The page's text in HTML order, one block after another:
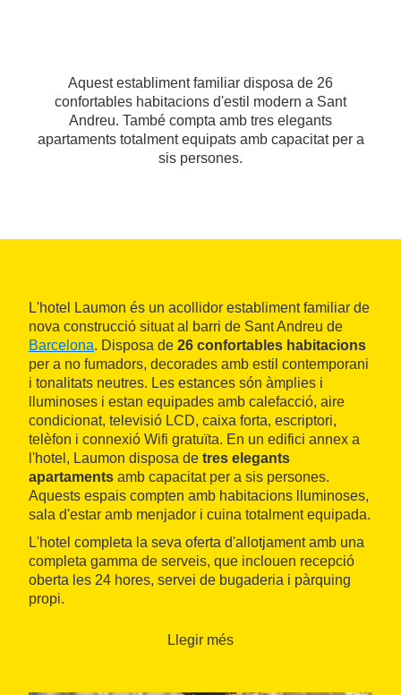
Aquest establiment familiar disposa de 26
confortables habitacions d'estil modern a Sant
Andreu. També compta amb tres elegants
apartaments totalment equipats amb capacitat per a
sis persones.
L'hotel Laumon és un acollidor establiment familiar de
nova construcció situat al barri de Sant Andreu de
Barcelona. Disposa de 26 confortables habitacions
per a no fumadors, decorades amb estil contemporani
i tonalitats neutres. Les estances són àmplies i
lluminoses i estan equipades amb calefacció, aire
condicionat, televisió LCD, caixa forta, escriptori,
telèfon i connexió Wifi gratuïta. En un edifici annex a
l'hotel, Laumon disposa de tres elegants
apartaments amb capacitat per a sis persones.
Aquests espais compten amb habitacions lluminoses,
sala d'estar amb menjador i cuina totalment equipada.
L'hotel completa la seva oferta d'allotjament amb una
completa gamma de serveis, que inclouen recepció
oberta les 24 hores, servei de bugaderia i pàrquing
propi.
Llegir més